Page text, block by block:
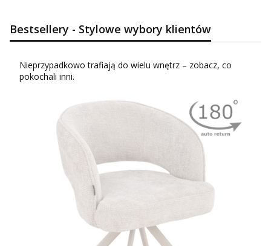
Bestsellery - Stylowe wybory klientów
Nieprzypadkowo trafiają do wielu wnętrz – zobacz, co
pokochali inni.